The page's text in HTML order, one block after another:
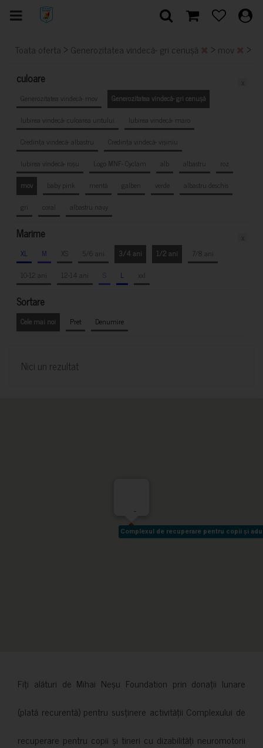
Toata oferta > Generozitatea vindecă- gri cenușă > mov >
culoare
Generozitatea vindecă- mov
Generozitatea vindecă- gri cenușă
Iubirea vindecă- culoarea untului
Iubirea vindecă- maro
Credința vindecă- albastru
Credința vindecă- vișiniu
Iubirea vindecă- roșu
Logo MNF- Cyclam alb albastru
roz
mov
baby pink mentă galben verde
albastru deschis
gri
coral albastru navy
Marime
XL M XS 5/6 ani 3/4 ani 1/2 ani
7/8 ani
10-12 ani
12-14 ani S L xxl
Sortare
Cele mai noi Pret Denumire
Nici un rezultat
Complexul de recuperare pentru copii și
Complexul de recuperare pentru copii și
-
Fiți alături de Mihai Neșu Foundation prin donații lunare
(plată recurentă) pentru susținere activității Complexului de
recuperare pentru copii și tineri cu dizabilități neuromotorii